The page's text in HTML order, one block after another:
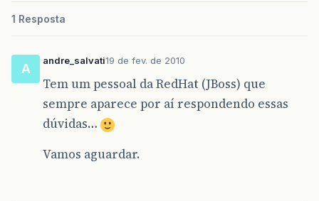
1 Resposta
A
andre_salvati19 de fev. de 2010
Tem um pessoal da RedHat (JBoss) que
sempre aparece por aí respondendo essas
dúvidas…
Vamos aguardar.